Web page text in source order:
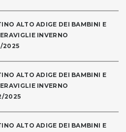
ALTO ADIGE DEI BAMBINI E
INVERNO
2025
ALTO ADIGE DEI BAMBINI E
INVERNO
2025
ALTO ADIGE DEI BAMBINI E